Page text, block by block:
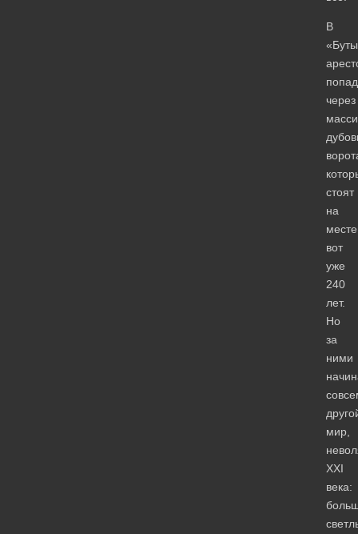
В
через
стоят
на
месте
вот
уже
240
лет.
Но
за
ними
мир,
XXI
века: